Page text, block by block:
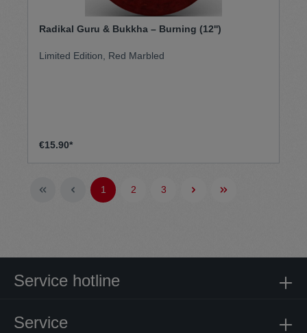
Radikal Guru & Bukkha – Burning (12'')
Limited Edition, Red Marbled
€15.90*
1 2 3
Service hotline
Service